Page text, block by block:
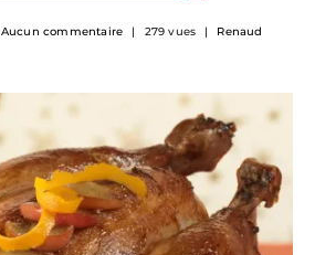
Aucun commentaire 279 vues Renaud